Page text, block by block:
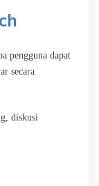
pengguna dapat
secara
diskusi